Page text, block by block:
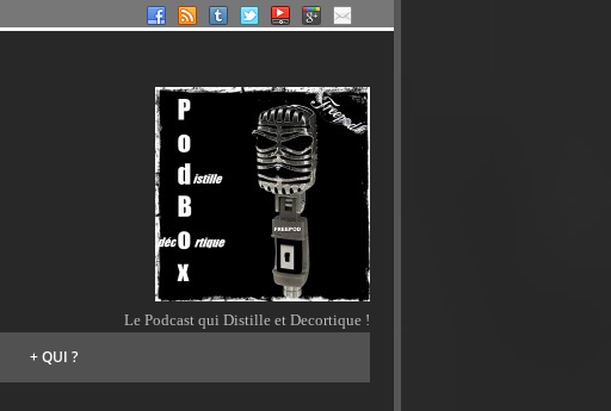
Le Podcast qui Distille et Decortique !
QUI ?
+